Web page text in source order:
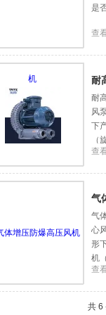
是
查
耐
耐
风
下
（
查
气
气
心
形
机
查
共 6